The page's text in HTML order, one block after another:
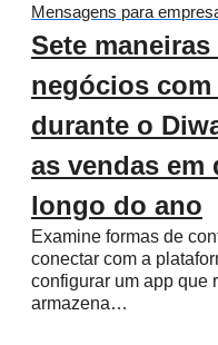
Mensagens para
Sete
negócios
durante o
as vendas em
longo do ano
Examine formas de
conectar com a
configurar um app que
armazena…